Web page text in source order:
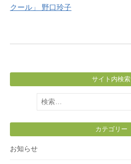
クール」 野口玲子
サイト内検索
検
索:
カテゴリー
お知らせ